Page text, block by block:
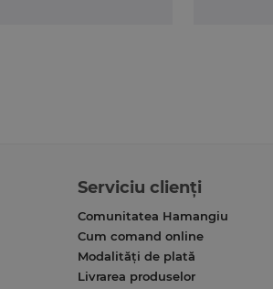
Serviciu clienți
Comunitatea Hamangiu
Cum comand online
Modalități de plată
Livrarea produselor